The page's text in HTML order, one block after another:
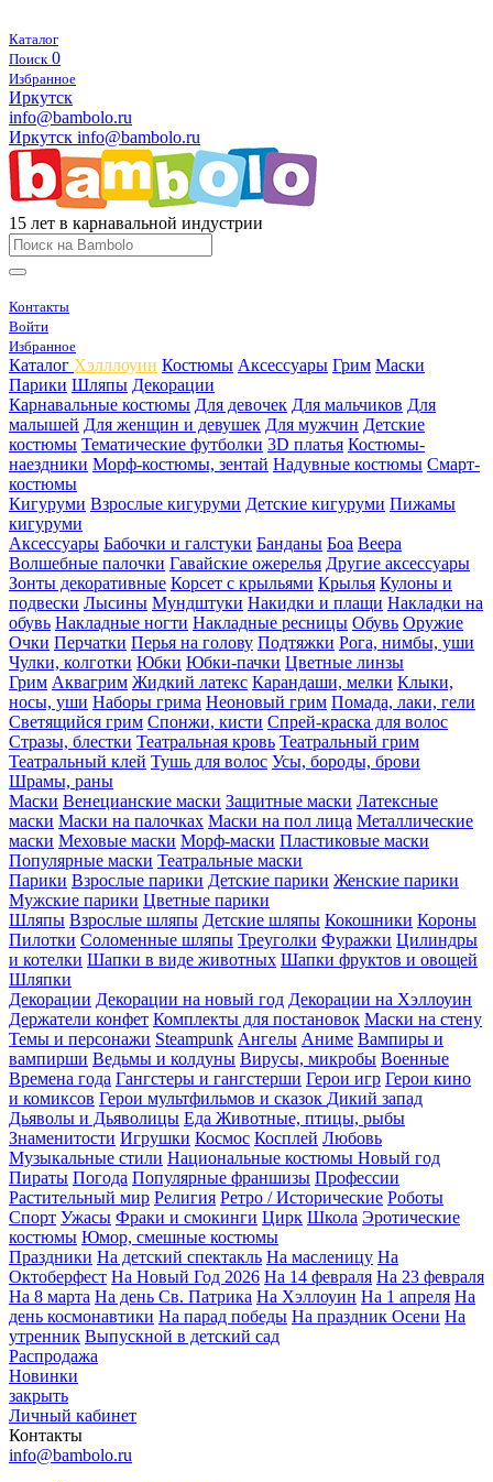
Каталог
Поиск 0
Избранное
Иркутск
info@bambolo.ru
Иркутск info@bambolo.ru
15 лет в карнавальной индустрии
Контакты
Войти
Избранное
Каталог Хэлллоуин Костюмы Аксессуары Грим Маски
Парики Шляпы Декорации
Карнавальные костюмы Для девочек Для мальчиков Для
малышей Для женщин и девушек Для мужчин Детские
костюмы Тематические футболки 3D платья Костюмы-
наездники Морф-костюмы, зентай Надувные костюмы Смарт-
костюмы
Кигуруми Взрослые кигуруми Детские кигуруми Пижамы
кигуруми
Аксессуары Бабочки и галстуки Банданы Боа Веера
Волшебные палочки Гавайские ожерелья Другие аксессуары
Зонты декоративные Корсет с крыльями Крылья Кулоны и
подвески Лысины Мундштуки Накидки и плащи Накладки на
обувь Накладные ногти Накладные ресницы Обувь Оружие
Очки Перчатки Перья на голову Подтяжки Рога, нимбы, уши
Чулки, колготки Юбки Юбки-пачки Цветные линзы
Грим Аквагрим Жидкий латекс Карандаши, мелки Клыки,
носы, уши Наборы грима Неоновый грим Помада, лаки, гели
Светящийся грим Спонжи, кисти Спрей-краска для волос
Стразы, блестки Театральная кровь Театральный грим
Театральный клей Тушь для волос Усы, бороды, брови
Шрамы, раны
Маски Венецианские маски Защитные маски Латексные
маски Маски на палочках Маски на пол лица Металлические
маски Меховые маски Морф-маски Пластиковые маски
Популярные маски Театральные маски
Парики Взрослые парики Детские парики Женские парики
Мужские парики Цветные парики
Шляпы Взрослые шляпы Детские шляпы Кокошники Короны
Пилотки Соломенные шляпы Треуголки Фуражки Цилиндры
и котелки Шапки в виде животных Шапки фруктов и овощей
Шляпки
Декорации Декорации на новый год Декорации на Хэллоуин
Держатели конфет Комплекты для постановок Маски на стену
Темы и персонажи Steampunk Ангелы Аниме Вампиры и
вампирши Ведьмы и колдуны Вирусы, микробы Военные
Времена года Гангстеры и гангстерши Герои игр Герои кино
и комиксов Герои мультфильмов и сказок Дикий запад
Дьяволы и Дьяволицы Еда Животные, птицы, рыбы
Знаменитости Игрушки Космос Косплей Любовь
Музыкальные стили Национальные костюмы Новый год
Пираты Погода Популярные франшизы Профессии
Растительный мир Религия Ретро / Исторические Роботы
Спорт Ужасы Фраки и смокинги Цирк Школа Эротические
костюмы Юмор, смешные костюмы
Праздники На детский спектакль На масленицу На
Октоберфест На Новый Год 2026 На 14 февраля На 23 февраля
На 8 марта На день Св. Патрика На Хэллоуин На 1 апреля На
день космонавтики На парад победы На праздник Осени На
утренник Выпускной в детский сад
Распродажа
Новинки
закрыть
Личный кабинет
Контакты
info@bambolo.ru